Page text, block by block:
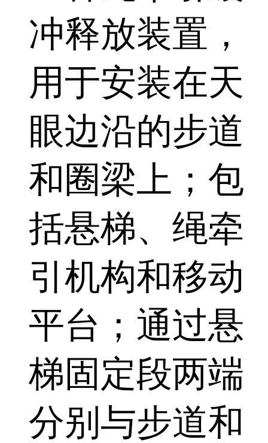
冲释放装置，
用于安装在天
眼边沿的步道
和圈梁上；包
括悬梯、绳牵
引机构和移动
平台；通过悬
梯固定段两端
分别与步道和